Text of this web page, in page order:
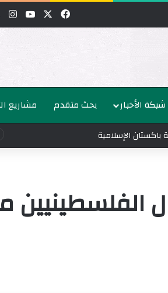
فيسبوك
شبكة الأخبار بحث متقدم مشاريع
باكستان الإسلامية
الفلسطينيين